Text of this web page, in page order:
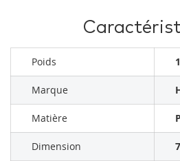
Poids
Marque
Matière
Dimension